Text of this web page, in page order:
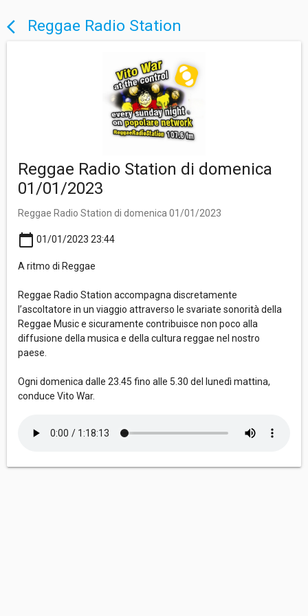
arrow_back_ios Reggae Radio Station
Reggae Radio Station di domenica
01/01/2023
Reggae Radio Station di domenica 01/01/2023
calendar_today 01/01/2023 23:44
A ritmo di Reggae
Reggae Radio Station accompagna discretamente
l’ascoltatore in un viaggio attraverso le svariate sonorità della
Reggae Music e sicuramente contribuisce non poco alla
diffusione della musica e della cultura reggae nel nostro
paese.
Ogni domenica dalle 23.45 fino alle 5.30 del lunedì mattina,
conduce Vito War.